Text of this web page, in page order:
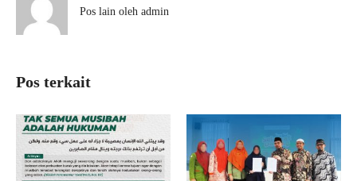
Pos lain oleh admin
Pos terkait